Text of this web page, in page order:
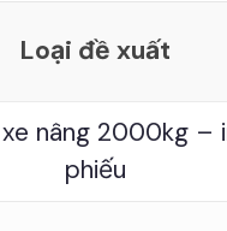
Loại đề xuất
nâng 2000kg –
phiếu